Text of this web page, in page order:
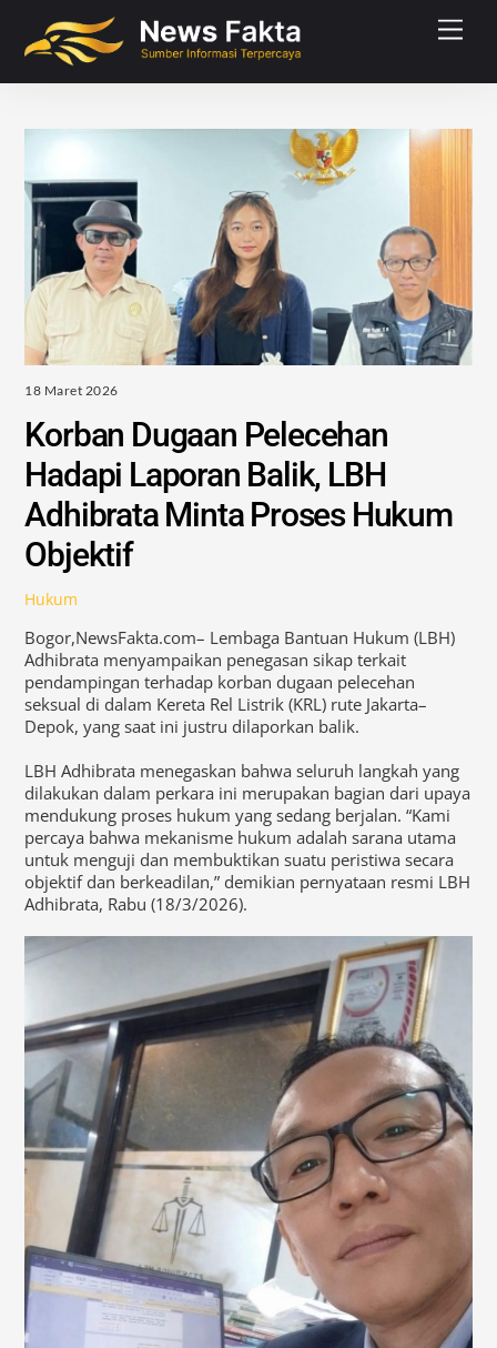
content
18 Maret 2026
Korban Dugaan Pelecehan
Hadapi Laporan Balik, LBH
Adhibrata Minta Proses Hukum
Objektif
Hukum
Bogor,NewsFakta.com– Lembaga Bantuan Hukum (LBH)
Adhibrata menyampaikan penegasan sikap terkait
pendampingan terhadap korban dugaan pelecehan
seksual di dalam Kereta Rel Listrik (KRL) rute Jakarta–
Depok, yang saat ini justru dilaporkan balik.
LBH Adhibrata menegaskan bahwa seluruh langkah yang
dilakukan dalam perkara ini merupakan bagian dari upaya
mendukung proses hukum yang sedang berjalan. “Kami
percaya bahwa mekanisme hukum adalah sarana utama
untuk menguji dan membuktikan suatu peristiwa secara
objektif dan berkeadilan,” demikian pernyataan resmi LBH
Adhibrata, Rabu (18/3/2026).